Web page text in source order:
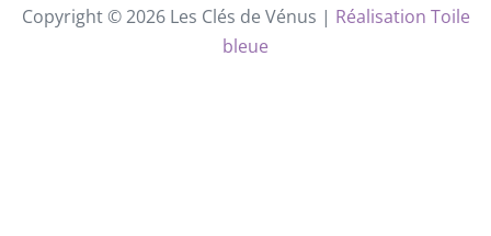
Copyright © 2026 Les Clés de Vénus | Réalisation Toile
bleue